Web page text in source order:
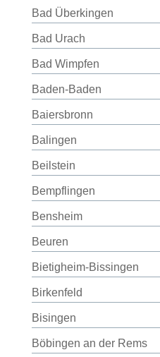
Bad Überkingen
Bad Urach
Bad Wimpfen
Baden-Baden
Baiersbronn
Balingen
Beilstein
Bempflingen
Bensheim
Beuren
Bietigheim-Bissingen
Birkenfeld
Bisingen
Böbingen an der Rems